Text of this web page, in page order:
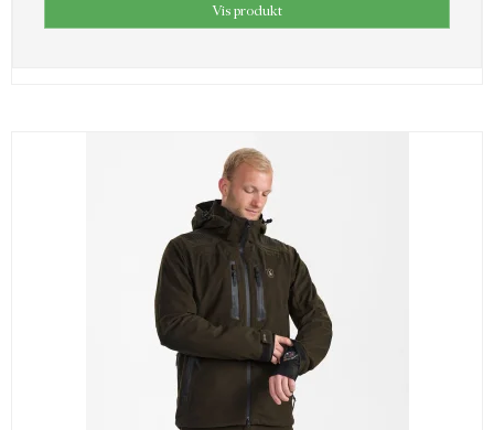
Vis produkt